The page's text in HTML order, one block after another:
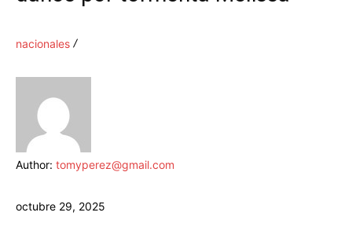
nacionales
Author: tomyperez@gmail.com
octubre 29, 2025